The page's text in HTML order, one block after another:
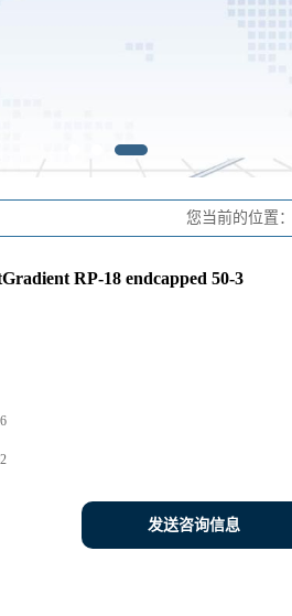
您当前的位置：
RP-18 endcapped 50-3
发送咨询信息